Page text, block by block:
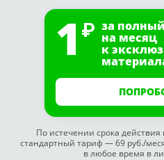
1 за
на месяц
к
По истечении срока
стандартный тариф — 69 руб./
в любое время в